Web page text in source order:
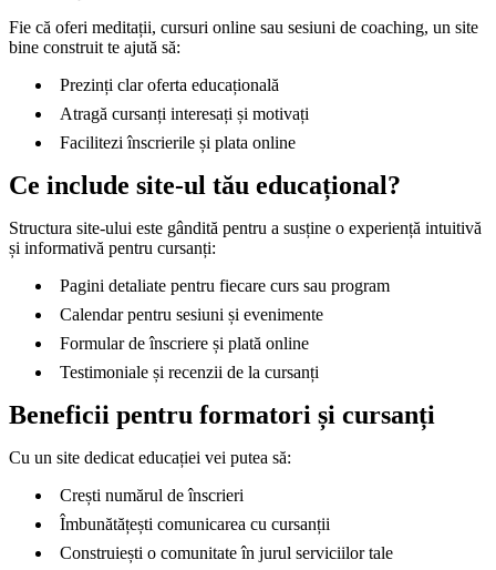
Fie că oferi meditații, cursuri online sau sesiuni de coaching, un site
bine construit te ajută să:
Prezinți clar oferta educațională
Atragă cursanți interesați și motivați
Facilitezi înscrierile și plata online
Ce include site-ul tău educațional?
Structura site-ului este gândită pentru a susține o experiență intuitivă
și informativă pentru cursanți:
Pagini detaliate pentru fiecare curs sau program
Calendar pentru sesiuni și evenimente
Formular de înscriere și plată online
Testimoniale și recenzii de la cursanți
Beneficii pentru formatori și cursanți
Cu un site dedicat educației vei putea să:
Crești numărul de înscrieri
Îmbunătățești comunicarea cu cursanții
Construiești o comunitate în jurul serviciilor tale